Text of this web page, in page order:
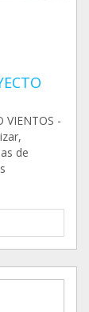
VIENTOS -
de